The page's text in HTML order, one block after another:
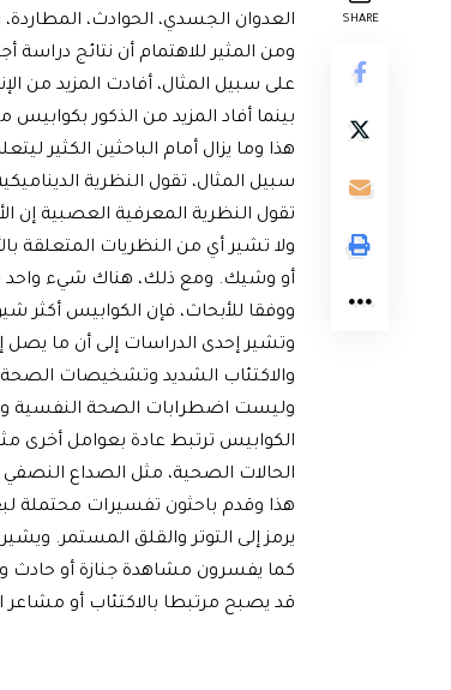
SHARE
العدوان الجسدي، الحوادث،
على سبيل المثال، أفادت المزيد من
بينما أفاد المزيد من الذكور بكوابيس
هذا وما يزال أمام الباحثين الكثير
سبيل المثال، تقول النظرية
تقول النظرية المعرفية العصبية إن
ولا تشير أي من النظريات المتعلقة
أو وشيك. ومع ذلك، هناك شيء واحد
ووفقا للأبحاث، فإن الكوابيس
والاكتئاب الشديد وتشخيصات
وليست اضطرابات الصحة النفسية
الكوابيس ترتبط عادة بعوامل أخرى
الحالات الصحية، مثل الصداع النصفي
هذا وقدم باحثون تفسيرات محتملة
يرمز إلى التوتر والقلق المستمر.
كما يفسرون مشاهدة جنازة أو حادث
قد يصبح مرتبطا بالاكتئاب أو مشاعر